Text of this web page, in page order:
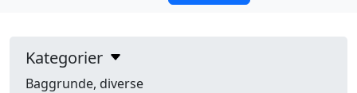
Kategorier
Baggrunde, diverse